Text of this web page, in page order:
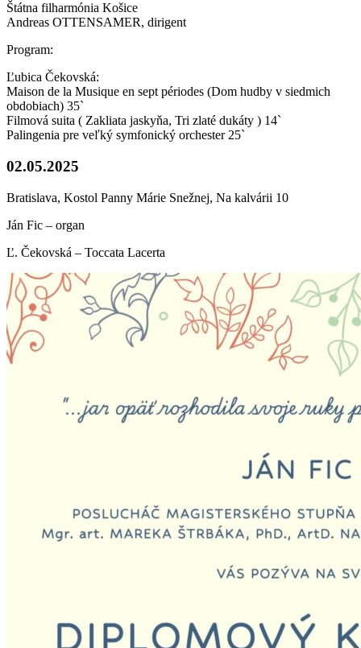
Štátna filharmónia Košice
Andreas OTTENSAMER, dirigent
Program:
Ľubica Čekovská:
Maison de la Musique en sept périodes (Dom hudby v siedmich
obdobiach) 35`
Filmová suita ( Zakliata jaskyňa, Tri zlaté dukáty ) 14`
Palingenia pre veľký symfonický orchester 25`
02.05.2025
Bratislava, Kostol Panny Márie Snežnej, Na kalvárii 10
Ján Fic – organ
Ľ. Čekovská – Toccata Lacerta